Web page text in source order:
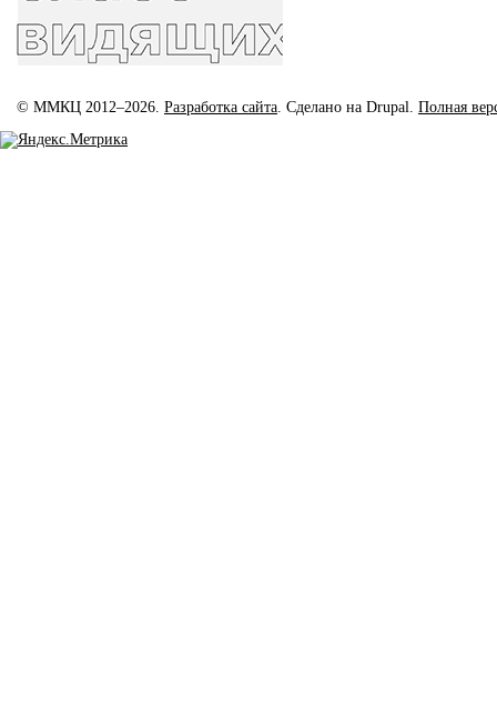
© ММКЦ 2012–2026. Разработка сайта. Сделано на Drupal. Полная